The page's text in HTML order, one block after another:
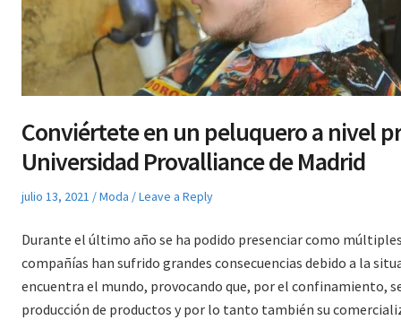
Conviértete en un peluquero a nivel
Universidad Provalliance de Madrid
Posted
julio 13, 2021
Posted
Moda Leave a Reply
Durante el último año se ha podido presenciar como
compañías han sufrido grandes consecuencias debido a la
encuentra el mundo, provocando que, por el confinamiento,
producción de productos y por lo tanto también su